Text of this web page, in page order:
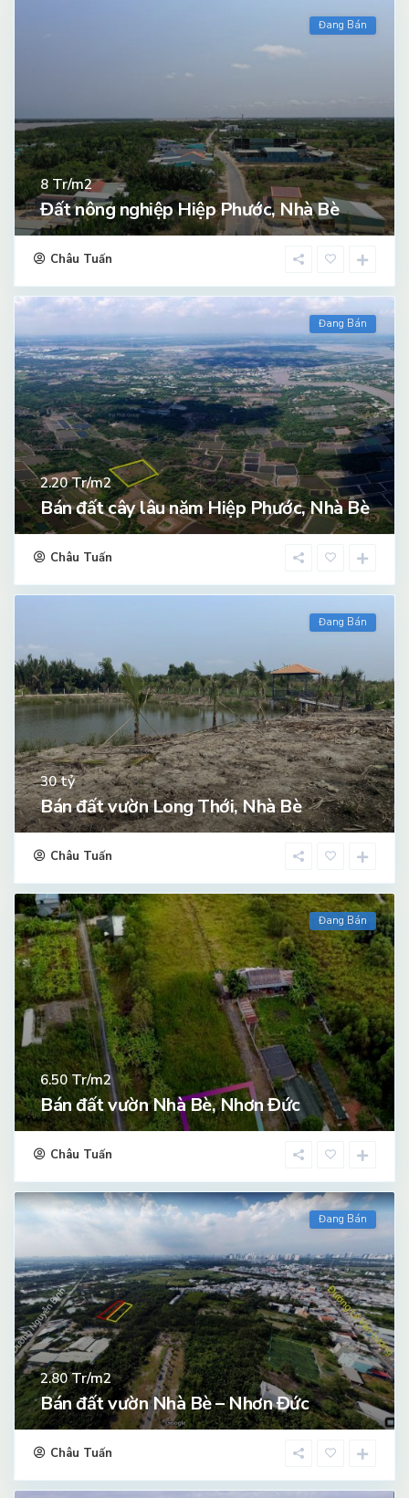
Đang Bán
8Tr/m2
Đất nông nghiệp Hiệp Phước, Nhà Bè
Châu Tuấn
Đang Bán
2.20Tr/m2
Bán đất cây lâu năm Hiệp Phước, Nhà Bè
Châu Tuấn
Đang Bán
30tỷ
Bán đất vườn Long Thới, Nhà Bè
Châu Tuấn
Đang Bán
6.50Tr/m2
Bán đất vườn Nhà Bè, Nhơn Đức
Châu Tuấn
Đang Bán
2.80Tr/m2
Bán đất vườn Nhà Bè – Nhơn Đức
Châu Tuấn